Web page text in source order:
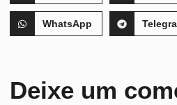
WhatsApp
Deixe um